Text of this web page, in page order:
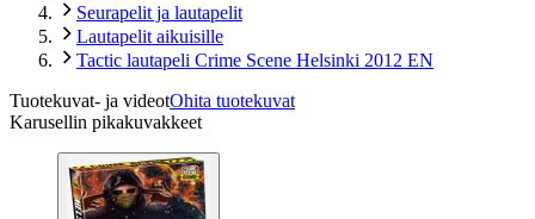
Seurapelit ja lautapelit
Lautapelit aikuisille
Tactic lautapeli Crime Scene Helsinki 2012 EN
Tuotekuvat- ja videotOhita tuotekuvat
Karusellin pikakuvakkeet